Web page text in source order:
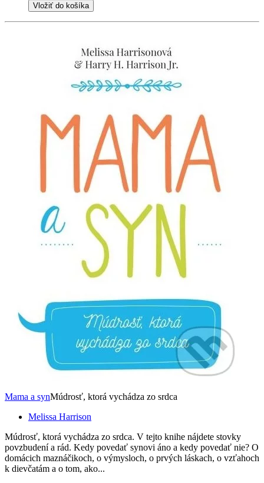
Vložiť do košíka
Mama a synMúdrosť, ktorá vychádza zo srdca
Melissa Harrison
Múdrosť, ktorá vychádza zo srdca. V tejto knihe nájdete stovky
povzbudení a rád. Kedy povedať synovi áno a kedy povedať nie? O
domácich maznáčikoch, o výmysloch, o prvých láskach, o vzťahoch
k dievčatám a o tom, ako...